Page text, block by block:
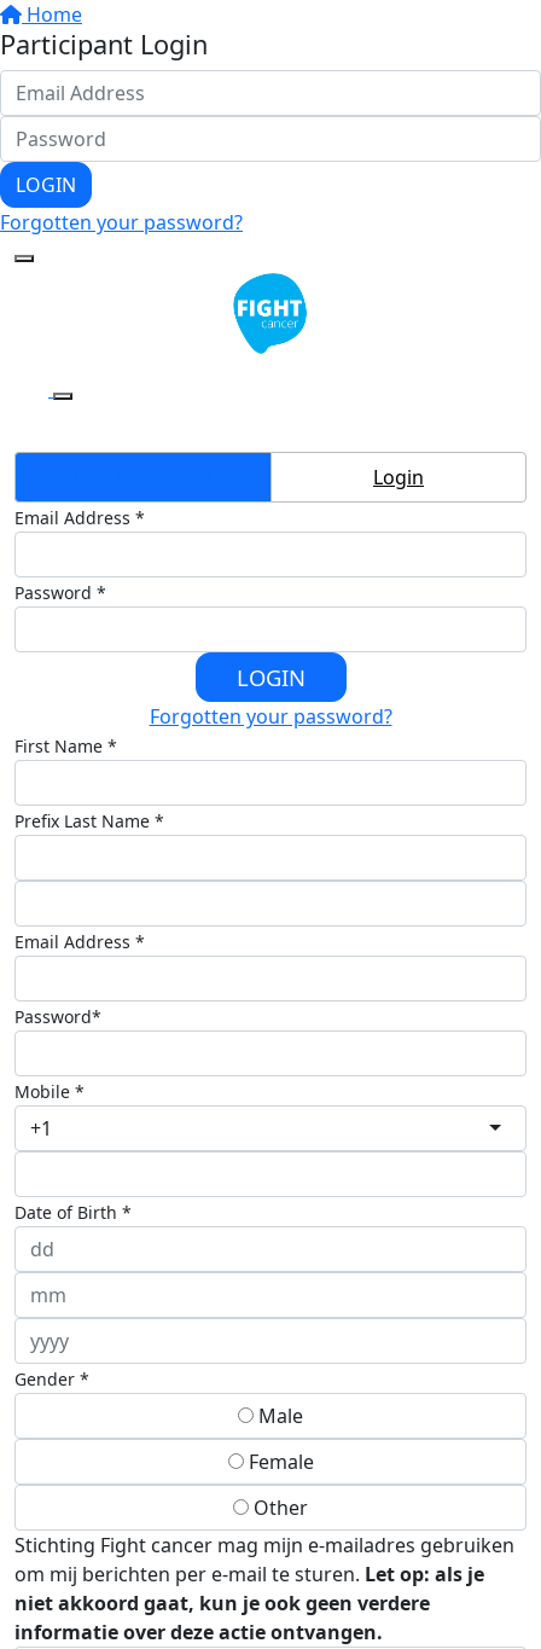
Home
Participant Login
LOGIN
Forgotten your password?
Login
Email Address *
Password *
LOGIN
Forgotten your password?
First Name *
Prefix Last Name *
Email Address *
Password*
Mobile *
+1
Date of Birth *
Gender *
Male
Female
Other
Stichting Fight cancer mag mijn e-mailadres gebruiken
om mij berichten per e-mail te sturen. Let op: als je
niet akkoord gaat, kun je ook geen verdere
informatie over deze actie ontvangen.